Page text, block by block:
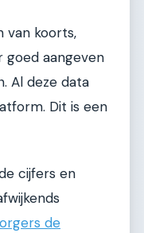
van koorts,
goed aangeven
Al deze data
Dit is een
cijfers en
de